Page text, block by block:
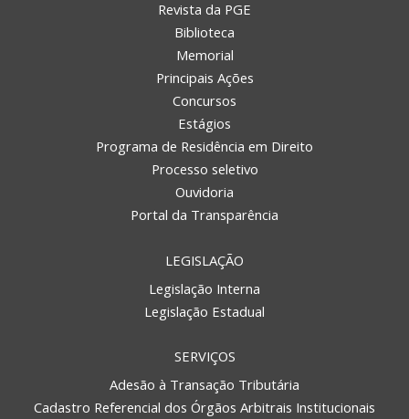
Revista da PGE
Biblioteca
Memorial
Principais Ações
Concursos
Estágios
Programa de Residência em Direito
Processo seletivo
Ouvidoria
Portal da Transparência
LEGISLAÇÃO
Legislação Interna
Legislação Estadual
SERVIÇOS
Adesão à Transação Tributária
Cadastro Referencial dos Órgãos Arbitrais Institucionais